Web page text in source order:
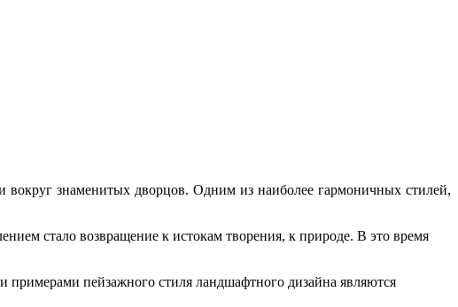
знаменитых дворцов. Одним из наиболее гармоничных стилей,
стало возвращение к истокам творения, к природе. В это время
пейзажного стиля ландшафтного дизайна являются